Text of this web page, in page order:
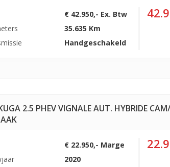
€ 42.950,- Ex. Btw
35.635 Km
Handgeschakeld
2.5 PHEV VIGNALE AUT. HYBRIDE
€ 22.950,- Marge
2020